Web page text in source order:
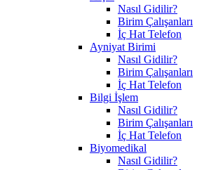
Nasıl Gidilir?
Birim Çalışanları
İç Hat Telefon
Ayniyat Birimi
Nasıl Gidilir?
Birim Çalışanları
İç Hat Telefon
Bilgi İşlem
Nasıl Gidilir?
Birim Çalışanları
İç Hat Telefon
Biyomedikal
Nasıl Gidilir?